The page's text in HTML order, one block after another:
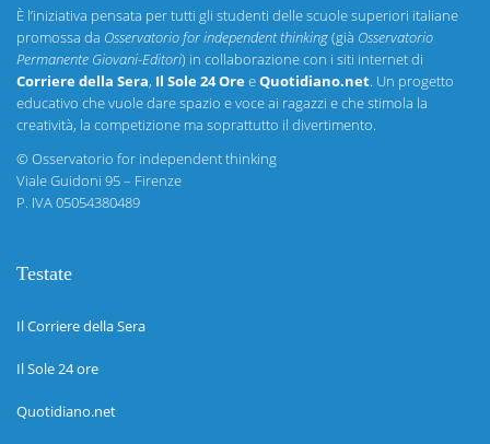
È l’iniziativa pensata per tutti gli studenti delle scuole superiori italiane
promossa da Osservatorio for independent thinking(già Osservatorio
Permanente Giovani-Editori) in collaborazione con i siti internet di
Corriere della Sera, Il Sole 24 OreeQuotidiano.net. Un progetto
educativo che vuole dare spazio e voce ai ragazzi e che stimola la
creatività, la competizione ma soprattutto il divertimento.
©Osservatorio for independent thinking
Viale Guidoni 95 – Firenze
P. IVA 05054380489
Testate
Il Corriere della Sera
Il Sole 24 ore
Quotidiano.net